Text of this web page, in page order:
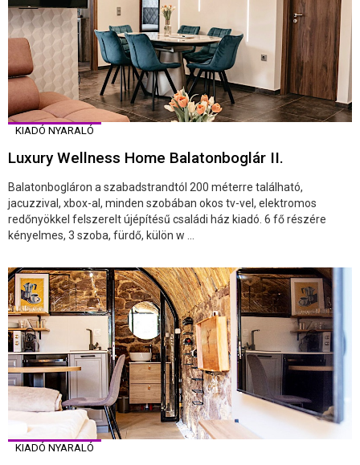
KIADÓ NYARALÓ
Luxury Wellness Home Balatonboglár II.
Balatonbogláron a szabadstrandtól 200 méterre található,
jacuzzival, xbox-al, minden szobában okos tv-vel, elektromos
redőnyökkel felszerelt újépítésű családi ház kiadó. 6 fő részére
kényelmes, 3 szoba, fürdő, külön w ...
KIADÓ NYARALÓ